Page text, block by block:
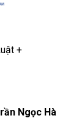
+
Ngọc Hà